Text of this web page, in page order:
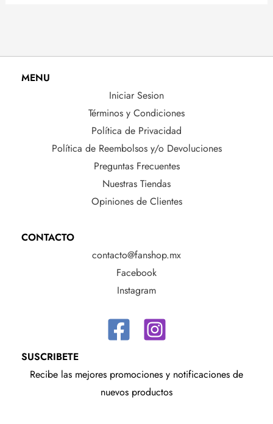
MENU
Iniciar Sesion
Términos y Condiciones
Política de Privacidad
Política de Reembolsos y/o Devoluciones
Preguntas Frecuentes
Nuestras Tiendas
Opiniones de Clientes
CONTACTO
contacto@fanshop.mx
Facebook
Instagram
SUSCRIBETE
Recibe las mejores promociones y notificaciones de
nuevos productos